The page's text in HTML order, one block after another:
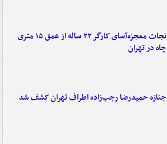
نجات معجزه‌آسای کارگر ۲۲ ساله از عمق ۱۵ متری
چاه در تهران
جنازه حمیدرضا رجب‌زاده اطراف تهران کشف شد